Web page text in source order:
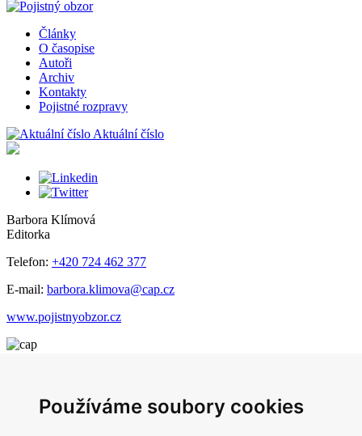
Používáme soubory cookies
Články
O časopise
Autoři
Archiv
Kontakty
Pojistné rozpravy
Aktuální číslo
Barbora Klímová
Editorka
Telefon: +420 724 462 377
E-mail: barbora.klimova@cap.cz
www.pojistnyobzor.cz
Main Point Pankrác